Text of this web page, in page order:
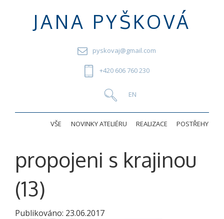
JANA PYŠKOVÁ
pyskovaj@gmail.com
+420 606 760 230
VŠE NOVINKY ATELIÉRU REALIZACE POSTŘEHY
propojeni s krajinou
(13)
Publikováno: 23.06.2017